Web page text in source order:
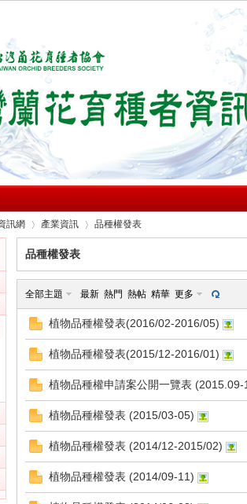
訊網
›
產業資訊
›
品種權發表
品種權發表
全部主題 最新 熱門 熱帖 精華 更多
植物品種權發表(2016/02-2016/05)
植物品種權發表(2015/12-2016/01)
植物品種權申請案公開一覽表 (2015.09-
植物品種權發表 (2015/03-05)
植物品種權發表 (2014/12-2015/02)
植物品種權發表 (2014/09-11)